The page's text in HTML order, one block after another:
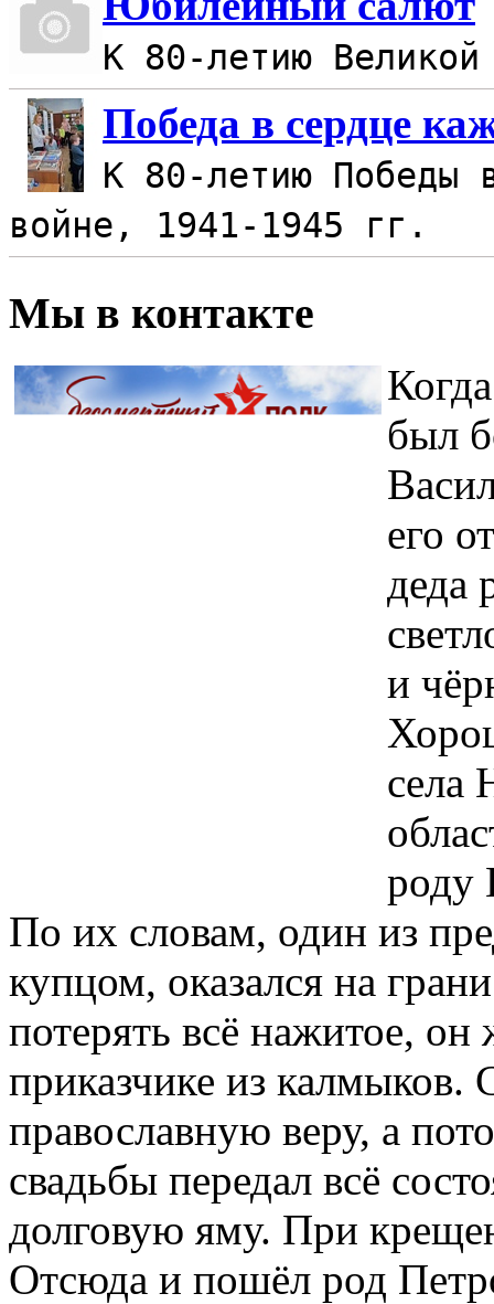
К 80-летию Великой
Победа в сердце
К 80-летию Победы
войне, 1941-1945 гг.
Мы в контакте
был
его
деда
и
села
роду
По их словам, один из
купцом, оказался на
потерять всё нажитое,
приказчике из калмыков.
православную веру, а
свадьбы передал всё
долговую яму. При
Отсюда и пошёл род